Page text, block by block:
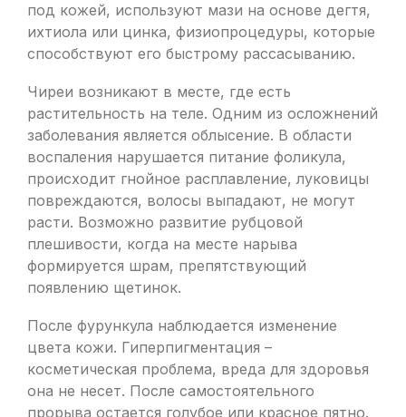
под кожей, используют мази на основе дегтя,
ихтиола или цинка, физиопроцедуры, которые
способствуют его быстрому рассасыванию.
Чиреи возникают в месте, где есть
растительность на теле. Одним из осложнений
заболевания является облысение. В области
воспаления нарушается питание фоликула,
происходит гнойное расплавление, луковицы
повреждаются, волосы выпадают, не могут
расти. Возможно развитие рубцовой
плешивости, когда на месте нарыва
формируется шрам, препятствующий
появлению щетинок.
После фурункула наблюдается изменение
цвета кожи. Гиперпигментация –
косметическая проблема, вреда для здоровья
она не несет. После самостоятельного
прорыва остается голубое или красное пятно.